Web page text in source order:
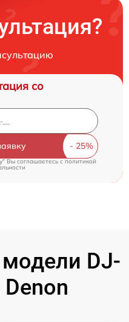
со
Вы соглашаетесь c политикой
DJ-
Denon